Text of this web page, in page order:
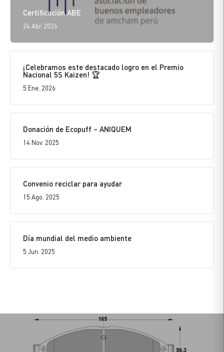
Certificación ABE
24 Abr. 2026
¡Celebramos este destacado logro en el Premio
Nacional 5S Kaizen! 🏆
5 Ene. 2026
Donación de Ecopuff – ANIQUEM
14 Nov. 2025
Convenio reciclar para ayudar
15 Ago. 2025
Día mundial del medio ambiente
5 Jun. 2025